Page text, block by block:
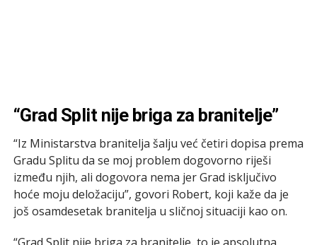
“Grad Split nije briga za branitelje”
“Iz Ministarstva branitelja šalju već četiri dopisa prema
Gradu Splitu da se moj problem dogovorno riješi
između njih, ali dogovora nema jer Grad isključivo
hoće moju deložaciju”, govori Robert, koji kaže da je
još osamdesetak branitelja u sličnoj situaciji kao on.